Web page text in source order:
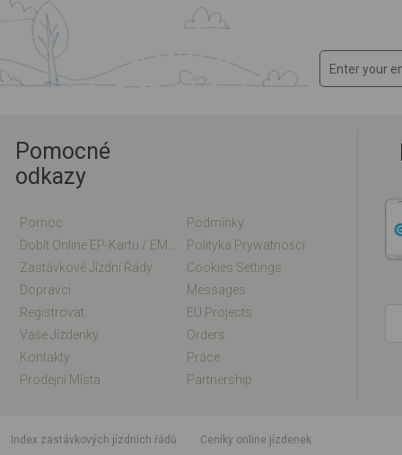
Pomocné
odkazy
Pomoc
Podmínky
Polityka Prywatności
Zastávkové Jízdní Řády
Cookies Settings
Dopravci
Messages
Registrovat
EU Projects
Vaše Jízdenky
Orders
Kontakty
Práce
Prodejní Místa
Partnership
index zastávkových jízdních řádů
Ceníky online jízdenek